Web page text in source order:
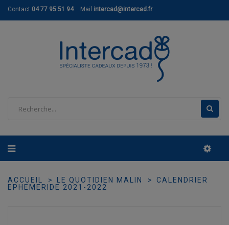
Contact 04 77 95 51 94 Mail intercad@intercad.fr
ACCUEIL LE QUOTIDIEN MALIN
CALENDRIER
EPHEMERIDE 2021-2022